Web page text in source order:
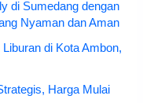
di Sumedang dengan
Nyaman dan Aman
di Kota Ambon,
Harga Mulai